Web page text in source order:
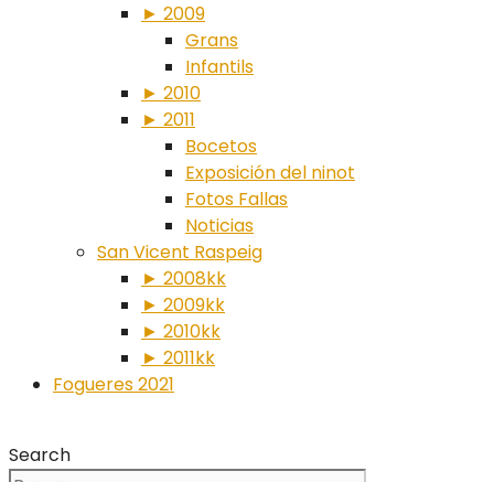
► 2009
Grans
Infantils
► 2010
► 2011
Bocetos
Exposición del ninot
Fotos Fallas
Noticias
San Vicent Raspeig
► 2008kk
► 2009kk
► 2010kk
► 2011kk
Fogueres 2021
Search